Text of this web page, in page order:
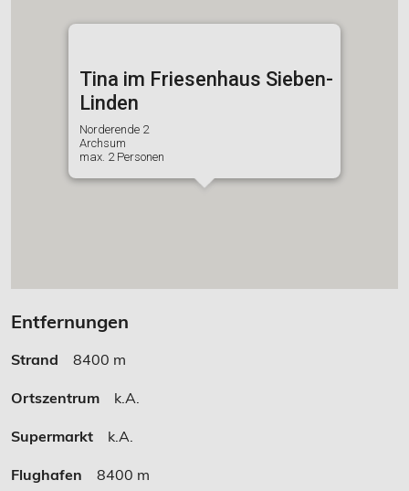
Tina im Friesenhaus Sieben-
Linden
Norderende 2
Archsum
max. 2 Personen
Entfernungen
Strand 8400 m
Ortszentrum k.A.
Supermarkt k.A.
Flughafen 8400 m